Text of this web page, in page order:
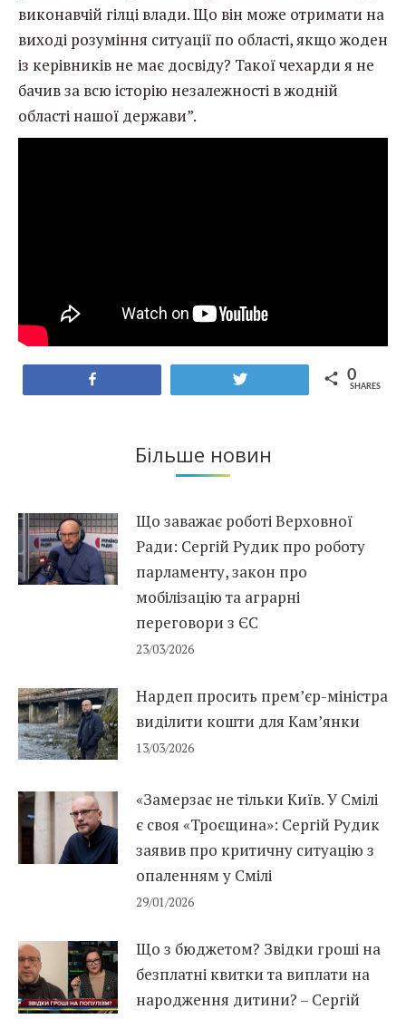
виконавчій гілці влади. Що він може отримати на
виході розуміння ситуації по області, якщо жоден
із керівників не має досвіду? Такої чехарди я не
бачив за всю історію незалежності в жодній
області нашої держави”.
0
SHARES
Більше новин
Що заважає роботі Верховної
Ради: Сергій Рудик про роботу
парламенту, закон про
мобілізацію та аграрні
переговори з ЄС
23/03/2026
Нардеп просить прем’єр-міністра
виділити кошти для Кам’янки
13/03/2026
«Замерзає не тільки Київ. У Смілі
є своя «Троєщина»: Сергій Рудик
заявив про критичну ситуацію з
опаленням у Смілі
29/01/2026
Що з бюджетом? Звідки гроші на
безплатні квитки та виплати на
народження дитини? – Сергій